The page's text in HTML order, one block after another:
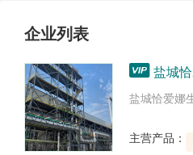
企业列表
 盐城
主营产品：